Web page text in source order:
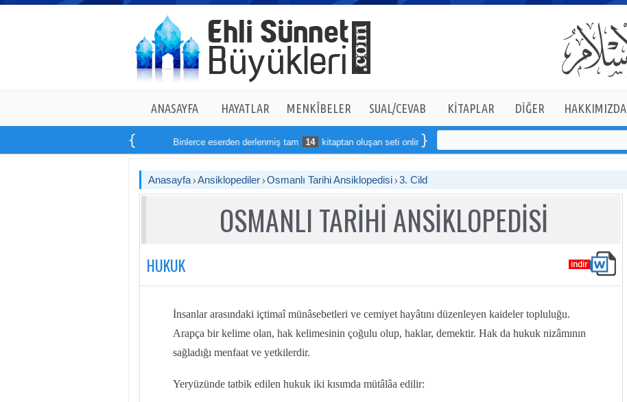
ANASAYFA HAYATLAR MENKÎBELER SUAL/CEVAB KİTAPLAR DİĞER HAKKIMIZDA
Binlerce eserden derlenmiş tam 14 kitaptan oluşan seti online sipariş verebilirsiniz
Anasayfa Ansiklopediler Osmanlı Tarihi Ansiklopedisi 3. Cild
OSMANLI TARİHİ ANSİKLOPEDİSİ
HUKUK
İnsanlar arasındaki içtimaî münâsebetleri ve cemiyet hayâtını düzenleyen kaideler topluluğu.
Arapça bir kelime olan, hak kelimesinin çoğulu olup, haklar, demektir. Hak da hukuk nizâmının
sağladığı menfaat ve yetkilerdir.
Yeryüzünde tatbik edilen hukuk iki kısımda mütâlâa edilir: